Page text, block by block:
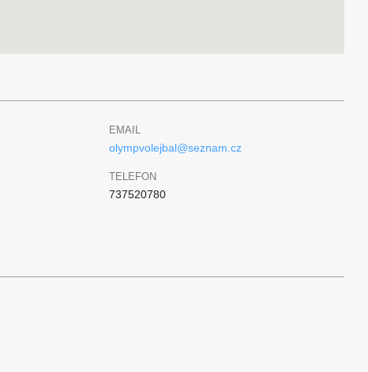
EMAIL
olympvolejbal@seznam.cz
TELEFON
737520780